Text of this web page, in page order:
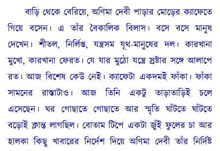
বাড়ি থেকে বেরিয়ে, অণিমা দেবী পাড়ার মোড়ের ক্যাফেতে
গিয়ে বসেন। এ তাঁর বৈকালিক বিলাস। বসে বসে মানুষ
দেখেন। শীতল, নির্লিপ্ত, যন্ত্রসম যূথ-মানুষের দল। কারখানা
মুখো, কারখানা ফেরত। যে যার মুঠো যন্ত্রে স্রষ্টার সঙ্গে আলাপে
রত। আজ বিশেষ কেউ নেই। ক্যাফেটা একদমই ফাঁকা। ফাঁকা
সামনের রাস্তাটাও। আজ তিনি একটু তাড়াতাড়িই চলে
এসেছেন। ঘর গোছাতে গোছাতে আর স্মৃতি ঘাঁটতে ঘাঁটতে
বড়োই ক্লান্ত লাগছিল। বোতাম টিপে একটা জুঁই ফুলের চা আর
হালকা কিছু খাবারের নির্দেশ দিয়ে অণিমা দেবী তাঁর নির্দিষ্ট